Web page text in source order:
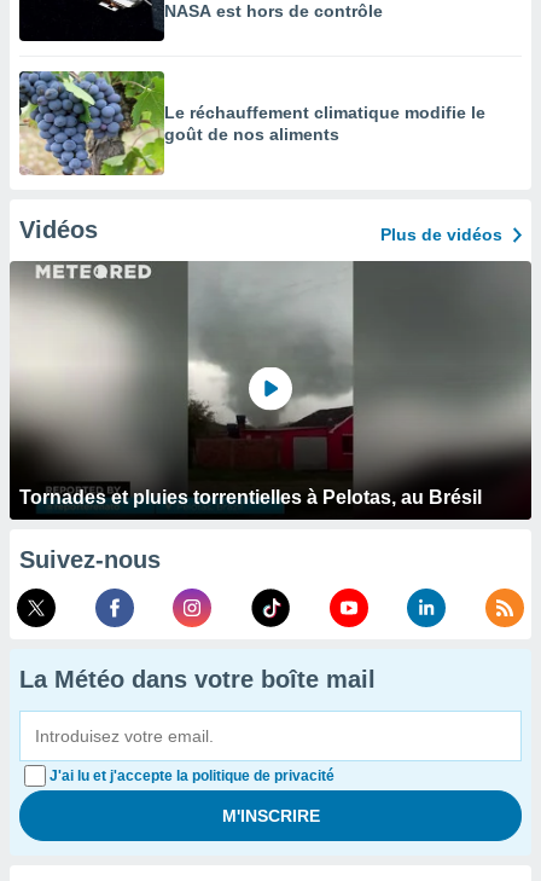
NASA est hors de contrôle
Le réchauffement climatique modifie le
goût de nos aliments
Vidéos Plus de vidéos
Tornades et pluies torrentielles à Pelotas, au Brésil
Suivez-nous
La Météo dans votre boîte mail
J'ai lu et j'accepte la politique de privacité